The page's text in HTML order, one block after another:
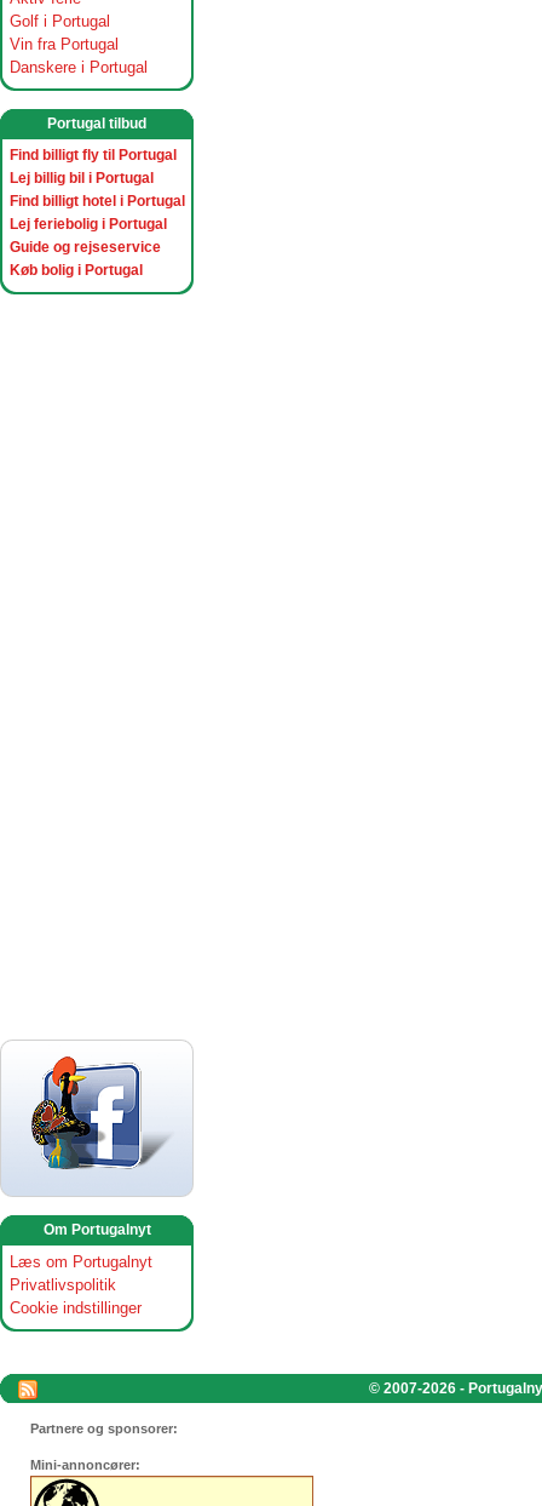
Golf i Portugal
Vin fra Portugal
Danskere i Portugal
Portugal tilbud
Find billigt fly til Portugal
Lej billig bil i Portugal
Find billigt hotel i Portugal
Lej feriebolig i Portugal
Guide og rejseservice
Køb bolig i Portugal
Om Portugalnyt
Læs om Portugalnyt
Privatlivspolitik
Cookie indstillinger
© 2007-2026 -
Partnere og sponsorer:
Mini-annoncører: